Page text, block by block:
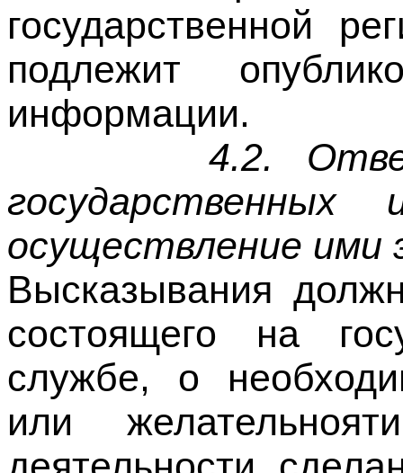
информации.
4.2.
осуществление
Высказывания
состоящего на
службе, о
или
деятельности,
должностных